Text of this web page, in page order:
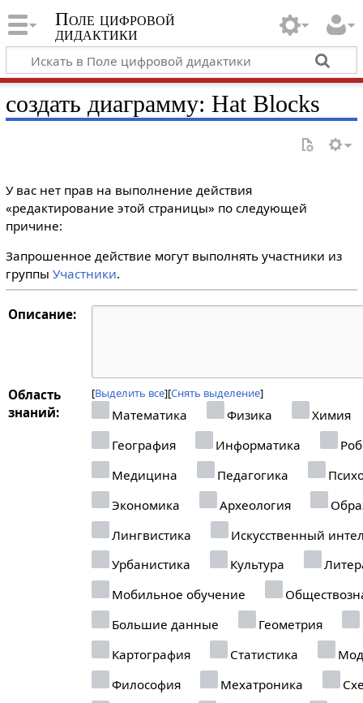
Поле цифровой
дидактики
создать диаграмму: Hat Blocks
У вас нет прав на выполнение действия
«редактирование этой страницы» по следующей
причине:
Запрошенное действие могут выполнять участники из
группы Участники.
Описание:
Область
знаний:
Выделить все Снять выделение
Математика Физика
Химия
География
Информатика
Медицина
Педагогика
Экономика
Археология
Лингвистика
Искусственный
Урбанистика
Культура
Мобильное обучение
Большие данные
Геометрия
Картография
Статистика
Философия
Мехатроника